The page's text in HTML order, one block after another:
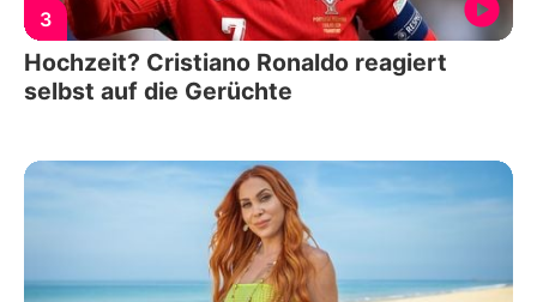
3
Hochzeit? Cristiano Ronaldo reagiert
selbst auf die Gerüchte